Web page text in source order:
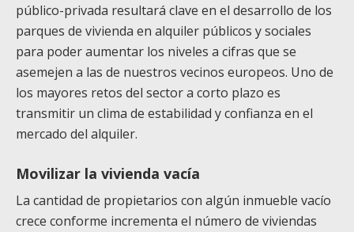
público-privada resultará clave en el desarrollo de los
parques de vivienda en alquiler públicos y sociales
para poder aumentar los niveles a cifras que se
asemejen a las de nuestros vecinos europeos. Uno de
los mayores retos del sector a corto plazo es
transmitir un clima de estabilidad y confianza en el
mercado del alquiler.
Movilizar la vivienda vacía
La cantidad de propietarios con algún inmueble vacío
crece conforme incrementa el número de viviendas